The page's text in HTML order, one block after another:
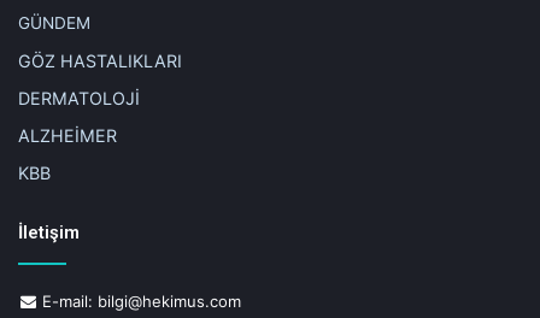
GÜNDEM
GÖZ HASTALIKLARI
DERMATOLOJİ
ALZHEİMER
KBB
İletişim
E-mail: bilgi@hekimus.com